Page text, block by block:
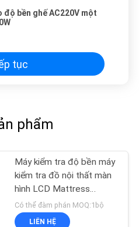
độ bền ghế AC220V một
tục
phẩm
Máy kiểm tra độ bền máy
kiểm tra đồ nội thất màn
hình LCD Mattress
Rollator
Có thể đàm phán MOQ:1bộ
LIÊN HỆ